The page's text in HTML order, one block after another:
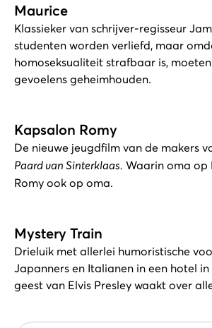
Maurice
Klassieker van schrijver-regisseur
studenten worden verliefd, maar
homoseksualiteit strafbaar is,
gevoelens geheimhouden.
Kapsalon Romy
De nieuwe jeugdfilm van de makers
Paard van Sinterklaas. Waarin oma op
Romy ook op oma.
Mystery Train
Drieluik met allerlei humoristische
Japanners en Italianen in een hotel in
geest van Elvis Presley waakt over